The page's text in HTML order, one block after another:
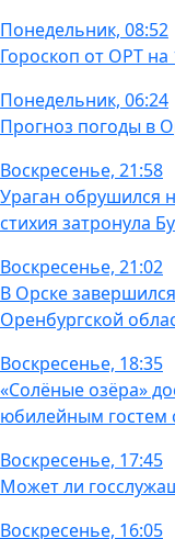
Понедельник, 08:52
Гороскоп от ОРТ на
Понедельник, 06:24
Прогноз погоды в
Воскресенье, 21:58
Ураган обрушился
стихия затронула
Воскресенье, 21:02
В Орске
Оренбургской
Воскресенье, 18:35
«Солёные озёра»
юбилейным гостем
Воскресенье, 17:45
Может ли
Воскресенье, 16:05